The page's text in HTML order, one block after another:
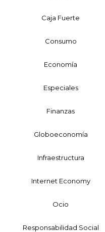
Caja Fuerte
Consumo
Economía
Especiales
Finanzas
Globoeconomía
Infraestructura
Internet Economy
Ocio
Responsabilidad Social